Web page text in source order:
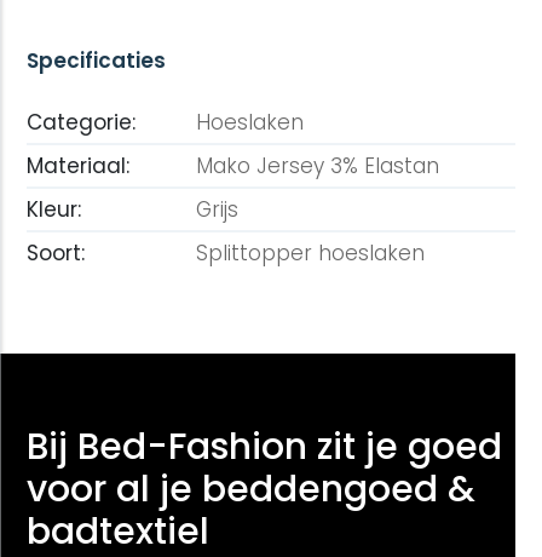
Specificaties
Categorie:
Hoeslaken
Materiaal:
Mako Jersey 3% Elastan
Kleur:
Grijs
Soort:
Splittopper hoeslaken
Bij Bed-Fashion zit je goed
voor al je beddengoed &
badtextiel